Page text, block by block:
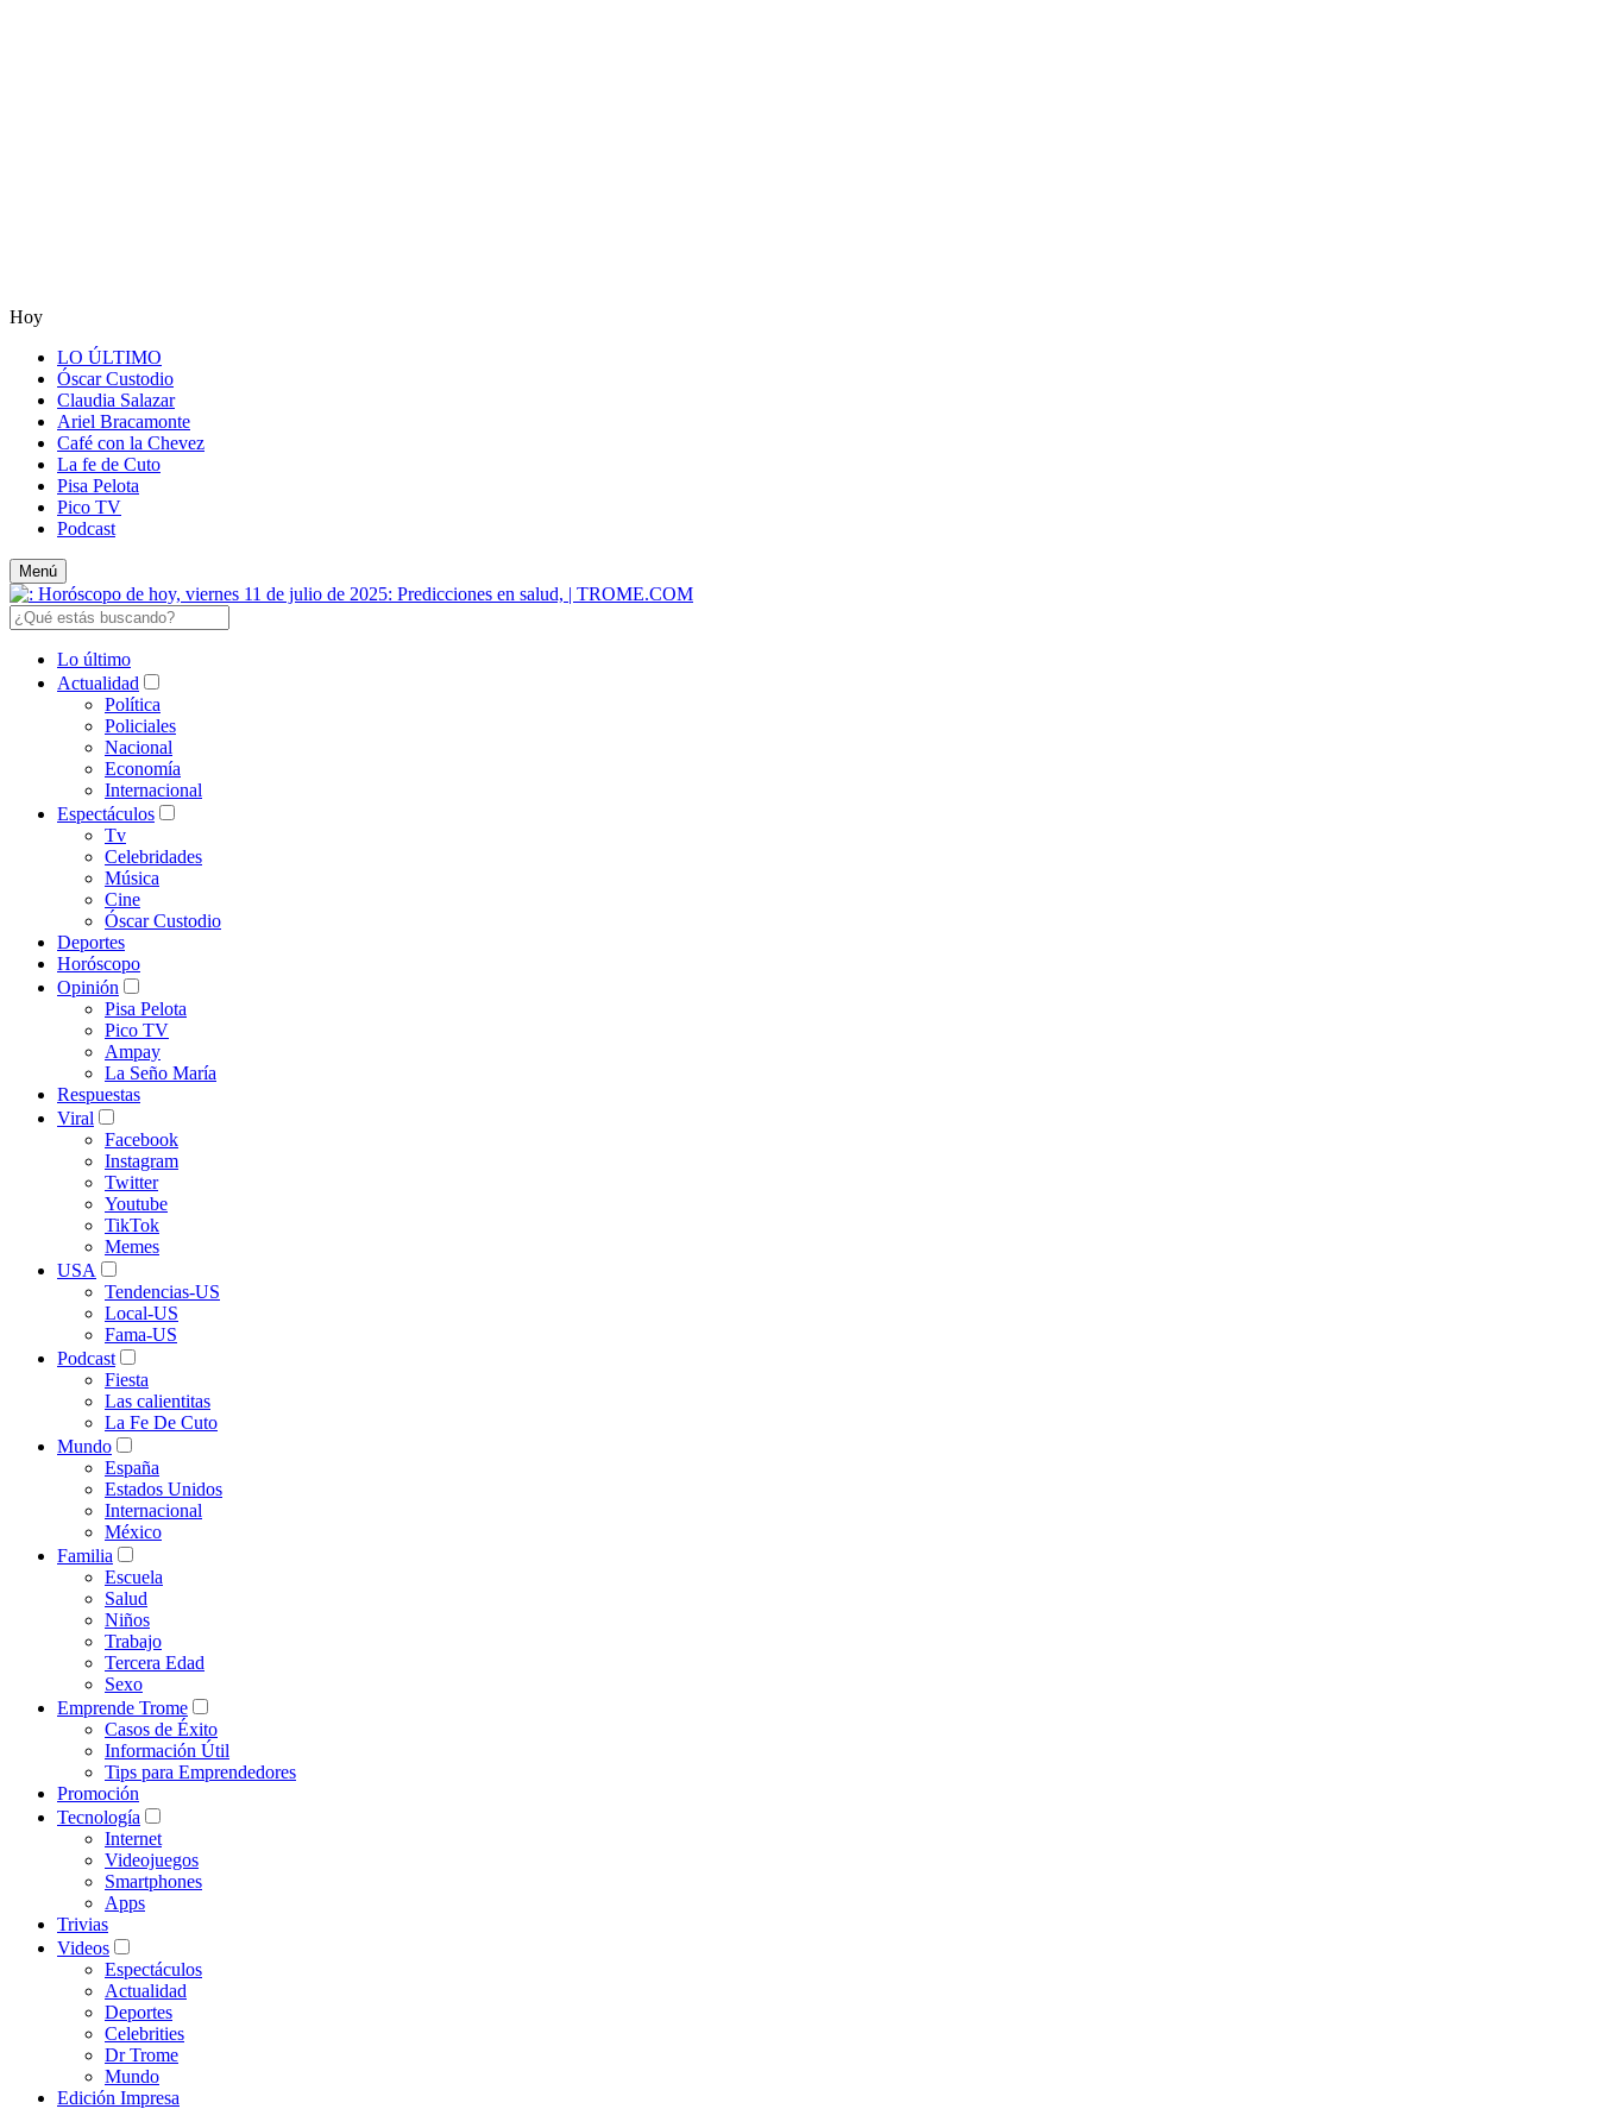
Hoy
LO ÚLTIMO
Óscar Custodio
Claudia Salazar
Ariel Bracamonte
Café con la Chevez
La fe de Cuto
Pisa Pelota
Pico TV
Podcast
Menú
Lo último
Actualidad
Política
Policiales
Nacional
Economía
Internacional
Espectáculos
Tv
Celebridades
Música
Cine
Óscar Custodio
Deportes
Horóscopo
Opinión
Pisa Pelota
Pico TV
Ampay
La Seño María
Respuestas
Viral
Facebook
Instagram
Twitter
Youtube
TikTok
Memes
USA
Tendencias-US
Local-US
Fama-US
Podcast
Fiesta
Las calientitas
La Fe De Cuto
Mundo
España
Estados Unidos
Internacional
México
Familia
Escuela
Salud
Niños
Trabajo
Tercera Edad
Sexo
Emprende Trome
Casos de Éxito
Información Útil
Tips para Emprendedores
Promoción
Tecnología
Internet
Videojuegos
Smartphones
Apps
Trivias
Videos
Espectáculos
Actualidad
Deportes
Celebrities
Dr Trome
Mundo
Edición Impresa